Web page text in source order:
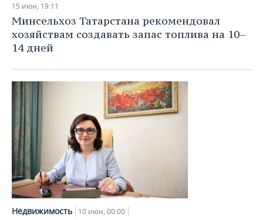
15 июн, 19:11
Минсельхоз Татарстана рекомендовал
хозяйствам создавать запас топлива на 10–
14 дней
Недвижимость 10 июн, 00:00